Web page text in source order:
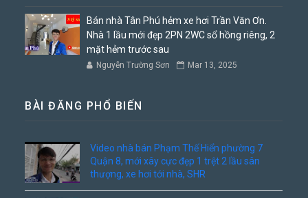
Bán nhà Tân Phú hẻm xe hơi Trần Văn Ơn.
Nhà 1 lầu mới đẹp 2PN 2WC sổ hồng riêng, 2
mặt hẻm trước sau
Nguyễn Trường Sơn Mar 13, 2025
BÀI ĐĂNG PHỔ BIẾN
Video nhà bán Phạm Thế Hiển phường 7
Quận 8, mới xây cực đẹp 1 trệt 2 lầu sân
thượng, xe hơi tới nhà, SHR